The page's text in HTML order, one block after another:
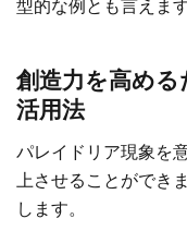
型的な例とも言えます
創造力を高め
活用法
パレイドリア現象を
上させることができ
します。